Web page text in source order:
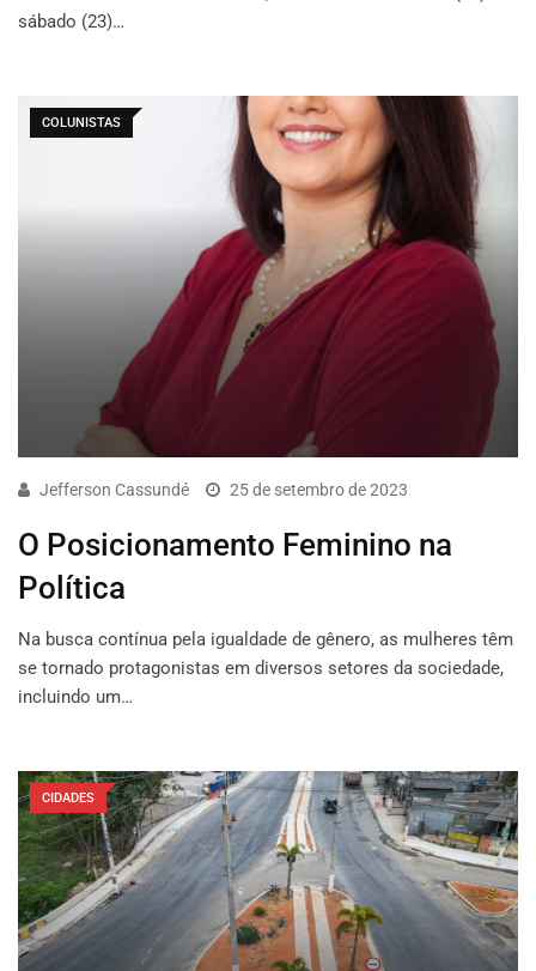
sábado (23)…
COLUNISTAS
Jefferson Cassundé 25 de setembro de 2023
O Posicionamento Feminino na
Política
Na busca contínua pela igualdade de gênero, as mulheres têm
se tornado protagonistas em diversos setores da sociedade,
incluindo um…
CIDADES